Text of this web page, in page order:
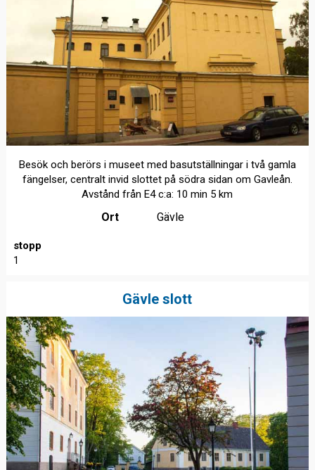
Besök och berörs i museet med basutställningar i två gamla
fängelser, centralt invid slottet på södra sidan om Gavleån.
Avstånd från E4 c:a: 10 min 5 km
Ort Gävle
stopp
1
Gävle slott